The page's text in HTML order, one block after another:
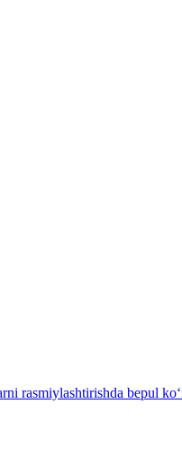
rasmiylashtirishda bepul